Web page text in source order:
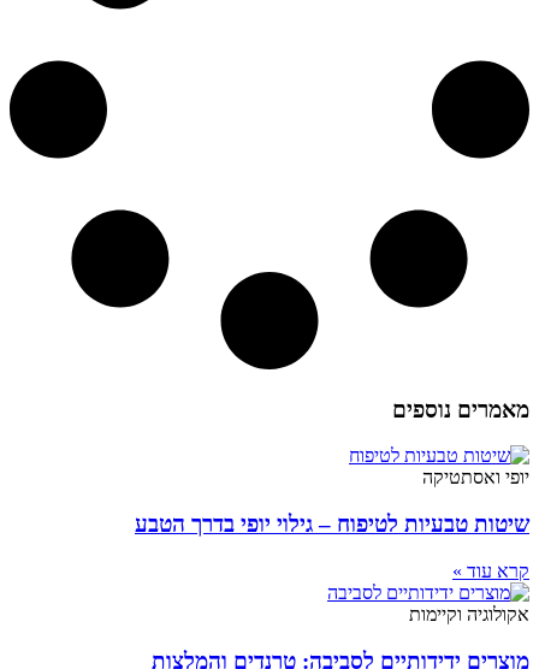
מאמרים נוספים
יופי ואסתטיקה
שיטות טבעיות לטיפוח – גילוי יופי בדרך הטבע
קרא עוד »
אקולוגיה וקיימות
מוצרים ידידותיים לסביבה: טרנדים והמלצות